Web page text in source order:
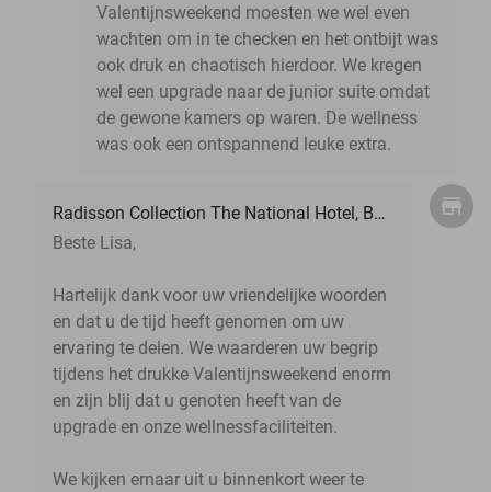
Valentijnsweekend moesten we wel even
wachten om in te checken en het ontbijt was
ook druk en chaotisch hierdoor. We kregen
wel een upgrade naar de junior suite omdat
de gewone kamers op waren. De wellness
was ook een ontspannend leuke extra.
Radisson Collection The National Hotel, Brussels
Beste Lisa,
Hartelijk dank voor uw vriendelijke woorden
en dat u de tijd heeft genomen om uw
ervaring te delen. We waarderen uw begrip
tijdens het drukke Valentijnsweekend enorm
en zijn blij dat u genoten heeft van de
upgrade en onze wellnessfaciliteiten.
We kijken ernaar uit u binnenkort weer te